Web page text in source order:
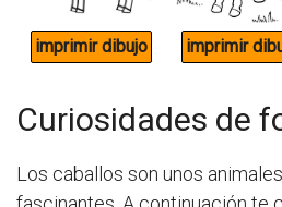
Curiosidades de
Los caballos son unos